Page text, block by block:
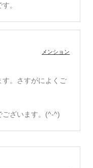
。
メンション
。さすがによくご
ございます。(^-^)